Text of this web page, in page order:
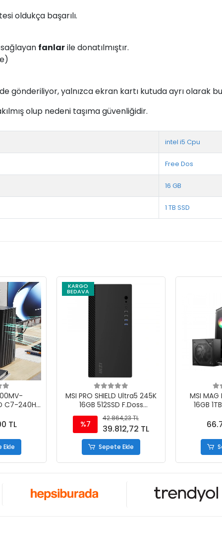
oldukça başarılı.
fanlarile donatılmıştır.
gönderiliyor, yalnızca ekran kartı kutuda ayrı olarak
olup nedeni taşıma güvenliğidir.
intel i5 Cpu
Free Dos
16 GB
1 TB SSD
C7-240H
TL
Ekle
KARGO
BEDAVA
MSI PRO SHIELD Ultra5 245K
16GB 512SSD F.Doss
Masaüstü Bilgisayar (OEM
Paket)
%7
42.864,23 TL
39.812,72 TL
Sepete Ekle
MSI MAG
16GB